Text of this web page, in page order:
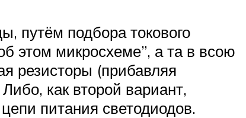
путём подбора токового
этом микросхеме”, а та в всою
резисторы (прибавляя
как второй вариант,
питания светодиодов.